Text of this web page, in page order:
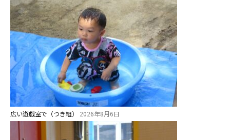
広い遊戯室で（つき組） 2026年8月6日